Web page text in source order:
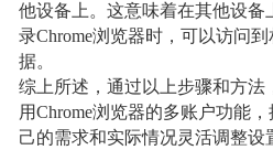
他设备上。这意味着在其他设备
录Chrome浏览器时，可以访问
据。
综上所述，通过以上步骤和方法
用Chrome浏览器的多账户功能
己的需求和实际情况灵活调整设